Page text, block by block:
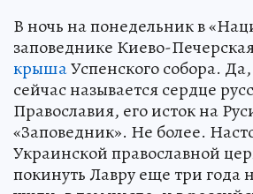
В ночь на понедельник в
заповеднике Киево-
крышаУспенского собора.
сейчас называется сердце
Православия, его исток на
«Заповедник». Не более.
Украинской православной
покинуть Лавру еще три года